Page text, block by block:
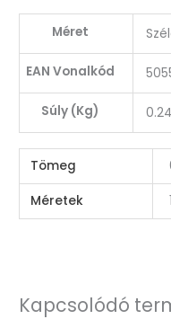
Méret
EAN Vonalkód
Súly (Kg)
Tömeg
Méretek
Kapcsolódó